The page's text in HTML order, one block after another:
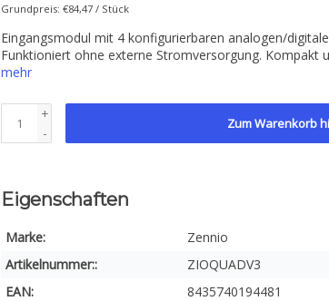
Grundpreis: €84,47 / Stück
Eingangsmodul mit 4 konfigurierbaren analogen/
Funktioniert ohne externe Stromversorgung. Kompakt
mehr
+
-
Zum Warenkorb
Eigenschaften
Marke:
Zennio
Artikelnummer::
ZIOQUADV3
EAN:
8435740194481